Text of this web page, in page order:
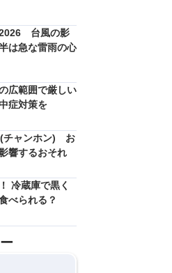
リ
m/s
0ミリ
4m/s
0
4 m/s
台風の影
は急な雷雨の心
広範囲で厳しい
症対策を
(チャンホン) お
響するおそれ
冷蔵庫で黒く
べられる？